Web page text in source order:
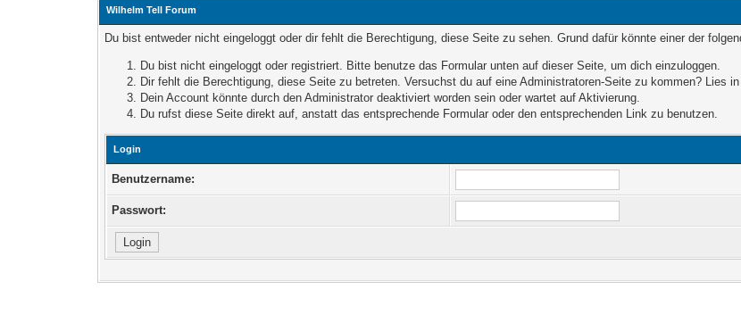
Wilhelm Tell Forum
Du bist entweder nicht eingeloggt oder dir fehlt die Berechtigung, diese Seite zu sehen. Grund dafür könnte einer der
Du bist nicht eingeloggt oder registriert. Bitte benutze das Formular unten auf dieser Seite, um dich einzuloggen.
Dir fehlt die Berechtigung, diese Seite zu betreten. Versuchst du auf eine Administratoren-Seite zu kommen? Lies
Dein Account könnte durch den Administrator deaktiviert worden sein oder wartet auf Aktivierung.
Du rufst diese Seite direkt auf, anstatt das entsprechende Formular oder den entsprechenden Link zu benutzen.
Login
Benutzername:
Passwort: